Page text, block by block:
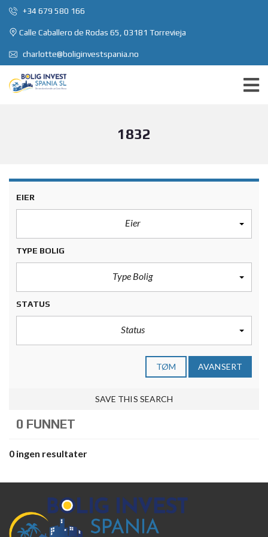
+34 679 580 166
Calle Caballero de Rodas 65, 03181 Torrevieja
charlotte@boliginvestspania.no
1832
EIER
Eier
TYPE BOLIG
Type Bolig
STATUS
Status
TØM AVANSERT
SAVE THIS SEARCH
0 FUNNET
0 ingen resultater